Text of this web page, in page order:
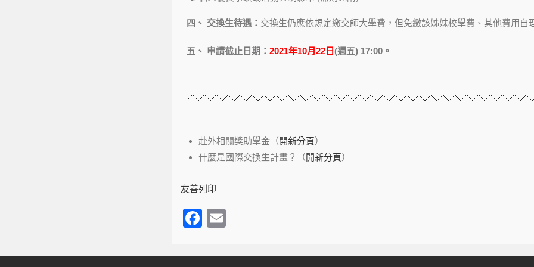
四、 交換生待遇： 交換生仍應依規定繳交師大學費，但免繳該姊妹校學費、其他費用自
五、 申請截止日期： 2021年10月22日(週五) 17:00。
赴外相關獎助學金（開新分頁）
什麼是國際交換生計畫？（開新分頁）
友善列印
F
c
ail